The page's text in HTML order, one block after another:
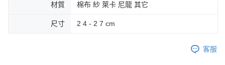
材質 棉布 紗 萊卡 尼龍 其它
尺寸 2 4 - 2 7 cm
客服